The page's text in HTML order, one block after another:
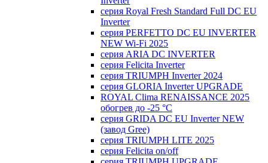
серия Royal Fresh Standard Full DC EU
Inverter
серия PERFETTO DC EU INVERTER
NEW Wi-Fi 2025
серия ARIA DC INVERTER
серия Felicita Inverter
серия TRIUMPH Inverter 2024
серия GLORIA Inverter UPGRADE
ROYAL Clima RENAISSANCE 2025
обогрев до -25 °С
серия GRIDA DC EU Inverter NEW
(завод Gree)
серия TRIUMPH LITE 2025
серия Felicita on/off